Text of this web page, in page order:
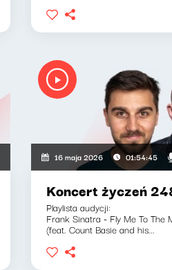
Adam Stasiak16 maja 2026 01:54:45
Koncert życzeń
Playlista audycji:
Frank Sinatra - Fly Me To The
(feat. Count Basie and his...